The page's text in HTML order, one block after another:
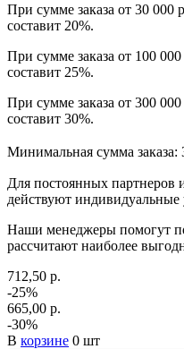
При сумме заказа от 30 000
составит 20%.
При сумме заказа от 100
составит 25%.
При сумме заказа от 300
составит 30%.
Минимальная сумма заказа:
Для постоянных партнеров
действуют индивидуальные
Наши менеджеры помогут
рассчитают наиболее
712,50 р.
-25%
665,00 р.
-30%
В корзине 0 шт